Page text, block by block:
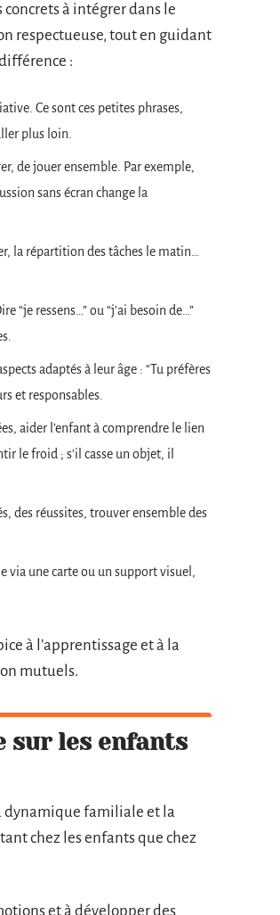
à intégrer dans le
respectueuse, tout en guidant
:
Ce sont ces petites phrases,
plus loin.
de jouer ensemble. Par exemple,
sans écran change la
la répartition des tâches le matin…
“je ressens…” ou “j’ai besoin de…”
adaptés à leur âge : “Tu préfères
et responsables.
aider l’enfant à comprendre le lien
le froid ; s’il casse un objet, il
des réussites, trouver ensemble des
via une carte ou un support visuel,
à l’apprentissage et à la
mutuels.
sur les enfants
familiale et la
chez les enfants que chez
et à développer des